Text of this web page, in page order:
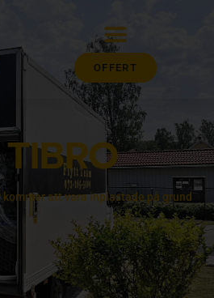
OFFERT
kommer att vara inplastade på grund